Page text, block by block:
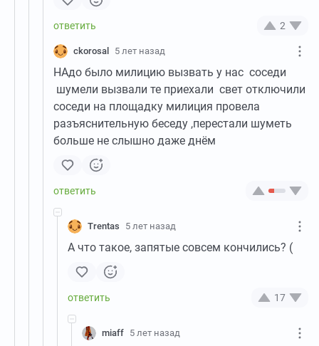
2
ckorosal 5 лет назад
НАдо было милицию вызвать у нас соседи
шумели вызвали те приехали свет отключили
соседи на площадку милиция провела
разъяснительную беседу ,перестали шуметь
больше не слышно даже днём
Trentas 5 лет назад
А что такое, запятые совсем кончились? (
17
miaff 5 лет назад